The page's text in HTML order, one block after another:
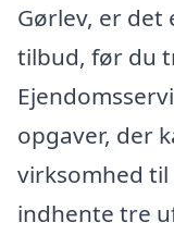
Gørlev, er det
tilbud, før du
opgaver, der
virksomhed til
indhente tre